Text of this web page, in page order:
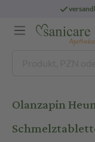
Olanzapin